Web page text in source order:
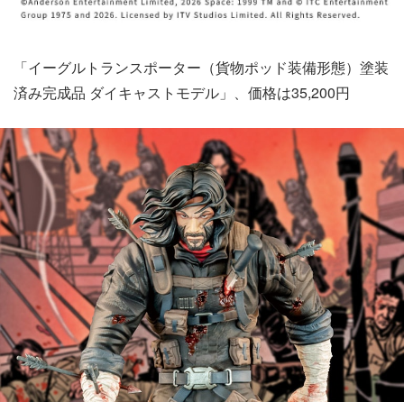
「イーグルトランスポーター（貨物ポッド装備形態）塗装
済み完成品 ダイキャストモデル」、価格は35,200円